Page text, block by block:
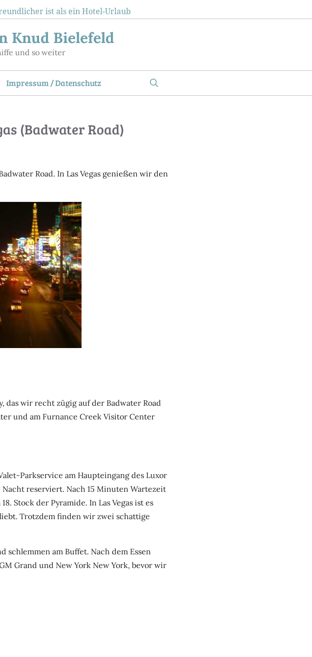
ist als ein Hotel-Urlaub
Knud Bielefeld
und so weiter
Impressum / Datenschutz
(Badwater Road)
Road. In Las Vegas genießen wir den
das wir recht zügig auf der Badwater Road
und am Furnance Creek Visitor Center
Parkservice am Haupteingang des Luxor
reserviert. Nach 15 Minuten Wartezeit
Stock der Pyramide. In Las Vegas ist es
Trotzdem finden wir zwei schattige
schlemmen am Buffet. Nach dem Essen
Grand und New York New York, bevor wir